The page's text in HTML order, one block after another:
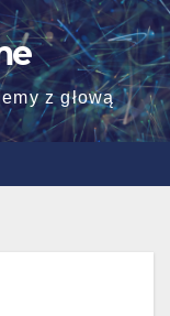
z głową